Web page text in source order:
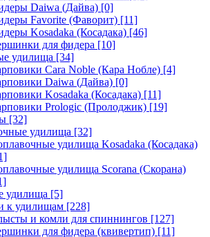
Daiwa (Дайва) [0]
Favorite (Фаворит) [11]
Kosadaka (Косадака) [46]
для фидера [10]
удилища [34]
Cara Noble (Кара Нобле) [4]
Daiwa (Дайва) [0]
Kosadaka (Косадака) [11]
Prologic (Пролоджик) [19]
[32]
удилища [32]
удилища Kosadaka (Косадака)
удилища Scorana (Скорана)
удилища [5]
к удилищам [228]
и комли для спиннингов [127]
для фидера (квивертип) [11]